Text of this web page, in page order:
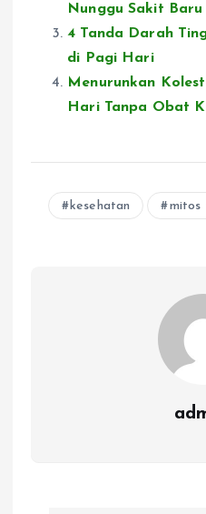
Nunggu Sakit
4 Tanda Darah
di Pagi Hari
Menurunkan
Hari Tanpa Obat
kesehatan mitos